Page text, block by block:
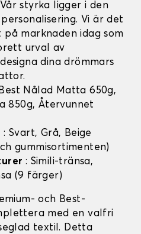
styrka ligger i den
Vi är det
marknaden idag som
urval av
dina drömmars
Nålad Matta 650g,
850g, Återvunnet
: Svart, Grå, Beige
gummisortimenten)
: Simili-tränsa,
(9 färger)
och Best-
med en valfri
textil. Detta